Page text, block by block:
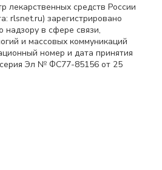
лекарственных средств России
rlsnet.ru) зарегистрировано
в сфере связи,
и массовых коммуникаций
номер и дата принятия
Эл № ФС77-85156 от 25